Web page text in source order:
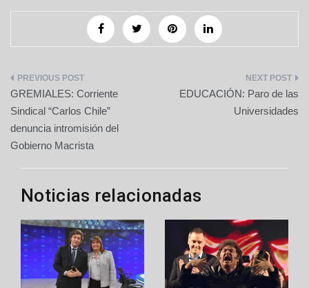
Navegación
de
entradas
GREMIALES: Corriente
Sindical “Carlos Chile”
denuncia intromisión del
Gobierno Macrista
EDUCACIÓN: Paro de las
Universidades
Noticias relacionadas